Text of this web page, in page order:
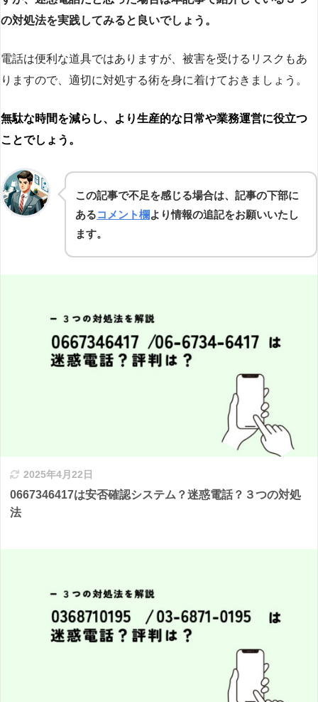
の対処法を実践してみると良いでしょう。
電話は便利な道具ではありますが、被害を受けるリスクもあ
りますので、適切に対処する術を身に着けておきましょう。
無駄な時間を減らし、より生産的な日常や業務運営に役立つ
ことでしょう。
この記事で不足を感じる場合は、記事の下部に
あるコメント欄より情報の追記をお願いいたし
ます。
2025年4月22日
0667346417は安否確認システム？迷惑電話？３つの対処
法